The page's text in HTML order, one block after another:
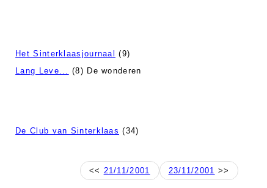
Het Sinterklaasjournaal
(9)
Lang Leve... (8) De wonderen
De Club van Sinterklaas (34)
<< 21/11/2001 23/11/2001 >>